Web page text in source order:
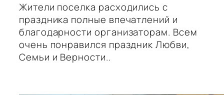
Жители поселка расходились с
праздника полные впечатлений и
благодарности организаторам. Всем
очень понравился праздник Любви,
Семьи и Верности..